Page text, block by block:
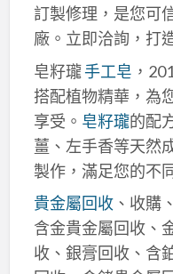
訂製修理，是您可
廠。立即洽詢，打
皂籽瓏手工皂 ，
搭配植物精華，為
享受。 皂籽瓏的配
薑、左手香等天然
製作，滿足您的不
貴金屬回收、收購
含金貴金屬回收、
收、銀膏回收、含